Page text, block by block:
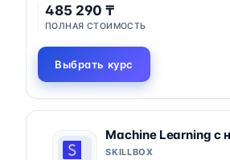
485 290 ₸
ПОЛНАЯ СТОИМОСТЬ
Выбрать курс
Machine Learning с
SKILLBOX